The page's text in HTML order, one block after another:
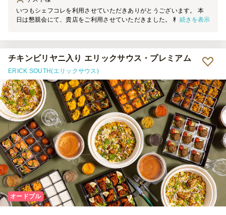
いつもシェフコレを利用させていただきありがとうございます。 本
日は懇親会にて、貴店をご利用させていただきました。 料理の見た
続きを表示
チキンビリヤニ入り エリックサウス・プレミアム
ERICK SOUTH(エリックサウス)
オードブル